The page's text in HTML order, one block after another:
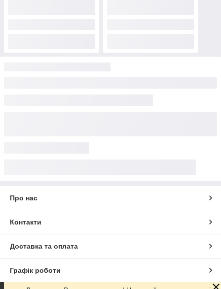
Про нас
Контакти
Доставка та оплата
Графік роботи